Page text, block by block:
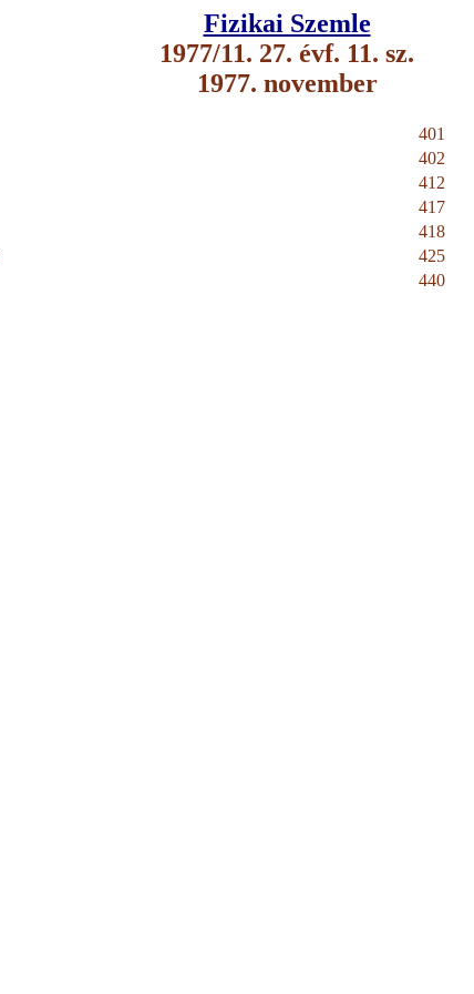
Fizikai Szemle
1977/11. 27. évf. 11. sz.
1977. november
401
402
412
417
418
425
440